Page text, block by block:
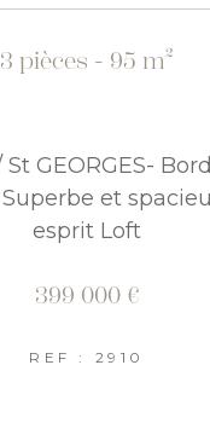
3 pièces - 95 m²
St GEORGES-
et
esprit Loft
399 000 €
REF : 2910